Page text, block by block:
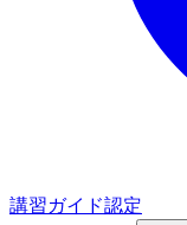
講習ガイド認定